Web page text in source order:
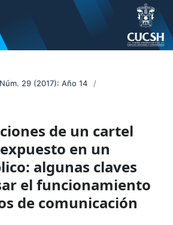
Núm. 29 (2017): Año 14
/
de un cartel
en un
algunas claves
el funcionamiento
de comunicación